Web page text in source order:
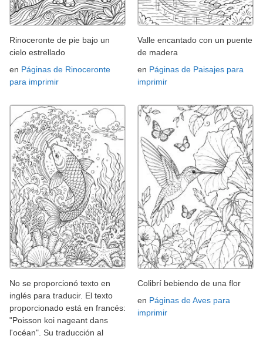
Rinoceronte de pie bajo un
cielo estrellado
en Páginas de Rinoceronte
para imprimir
Valle encantado con un puente
de madera
en Páginas de Paisajes para
imprimir
No se proporcionó texto en
inglés para traducir. El texto
proporcionado está en francés:
"Poisson koi nageant dans
l'océan". Su traducción al
Colibrí bebiendo de una flor
en Páginas de Aves para
imprimir